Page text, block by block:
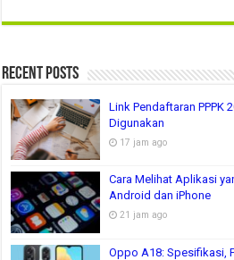
Recent Posts
Link Pendaftaran PPPK
Digunakan
17 jam ago
Cara Melihat Aplikasi
Android dan iPhone
21 jam ago
Oppo A18: Spesifikasi,